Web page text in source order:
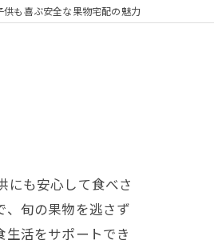
供も喜ぶ安全な果物宅配の魅力
にも安心して食べさ
、旬の果物を逃さず
活をサポートでき